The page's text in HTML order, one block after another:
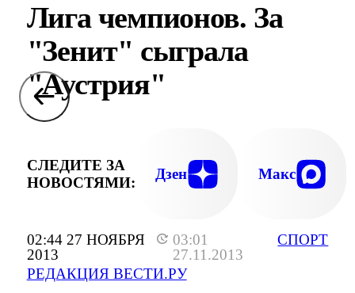
02:44 27 НОЯБРЯ
2013
03:01
27.11.2013
РЕДАКЦИЯ ВЕСТИ.РУ
СПОРТ
Лига чемпионов. За
"Зенит" сыграла
"Аустрия"
СЛЕДИТЕ ЗА
НОВОСТЯМИ:
Дзен Макс